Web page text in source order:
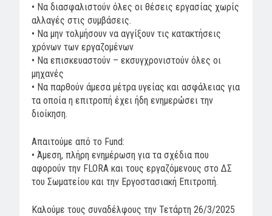
• Να διασφαλιστούν όλες οι θέσεις εργασίας χωρίς
αλλαγές στις συμβάσεις.
• Να μην τολμήσουν να αγγίξουν τις κατακτήσεις
χρόνων των εργαζομένων
• Να επισκευαστούν – εκσυγχρονιστούν όλες οι
μηχανές
• Να παρθούν άμεσα μέτρα υγείας και ασφάλειας για
τα οποία η επιτροπή έχει ήδη ενημερώσει την
διοίκηση.
Απαιτούμε από το Fund:
• Άμεση, πλήρη ενημέρωση για τα σχέδια που
αφορούν την FLORA και τους εργαζόμενους στο ΔΣ
του Σωματείου και την Εργοστασιακή Επιτροπή.
Καλούμε τους συναδέλφους την Τετάρτη 26/3/2025